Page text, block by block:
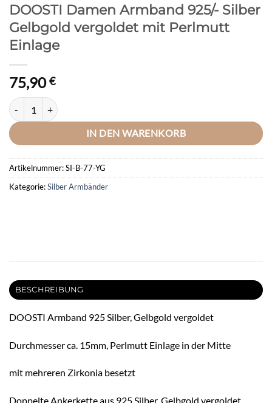
DOOSTI Damen Armband 925/- Silber
Gelbgold vergoldet mit Perlmutt
Einlage
75,90€
DOOSTI Damen Armband 925/- Silber Gelbgold vergoldet mit
IN DEN WARENKORB
Artikelnummer:SI-B-77-YG
Kategorie:Silber Armbänder
BESCHREIBUNG
DOOSTI Armband 925 Silber, Gelbgold vergoldet
Durchmesser ca. 15mm, Perlmutt Einlage in der Mitte
mit mehreren Zirkonia besetzt
Doppelte Ankerkette aus 925 Silber, Gelbgold vergoldet,